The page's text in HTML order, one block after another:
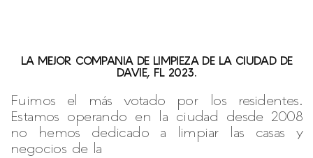
LA MEJOR COMPANIA DE LIMPIEZA DE LA CIUDAD DE
DAVIE, FL 2023.
Fuimos el más votado por los residentes.
Estamos operando en la ciudad desde 2008
no hemos dedicado a limpiar las casas y
negocios de la